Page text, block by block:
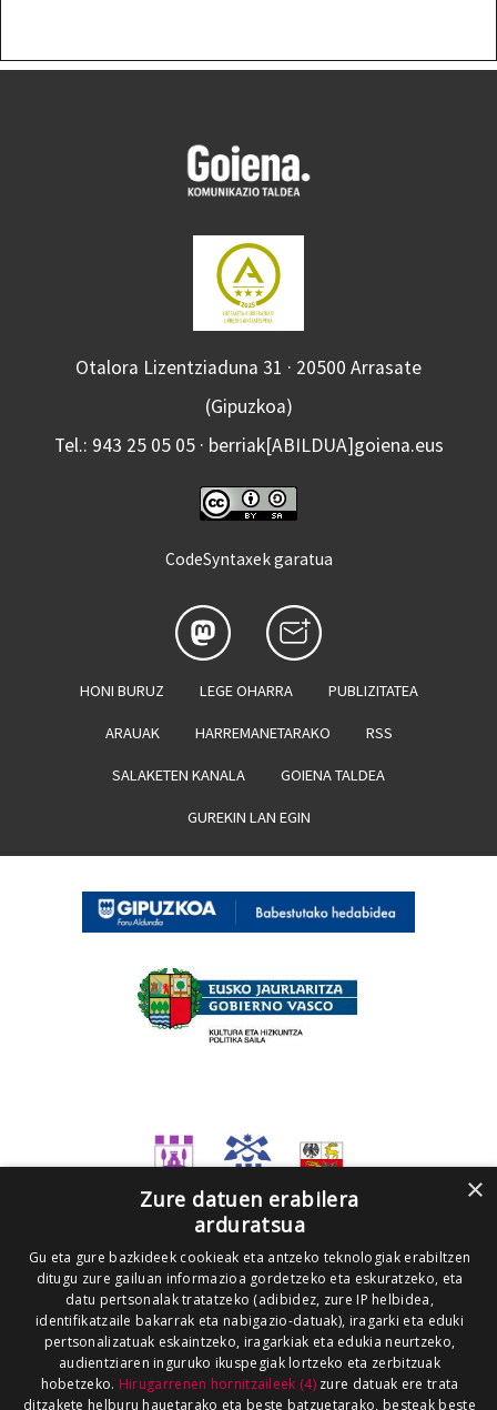
Otalora Lizentziaduna 31 · 20500 Arrasate
(Gipuzkoa)
Tel.: 943 25 05 05 · berriak[ABILDUA]goiena.eus
CodeSyntaxek garatua
HONI BURUZ LEGE OHARRA PUBLIZITATEA
ARAUAK HARREMANETARAKO RSS
SALAKETEN KANALA GOIENA TALDEA
GUREKIN LAN EGIN
×
Zure datuen erabilera
arduratsua
Gu eta gure bazkideek cookieak eta antzeko teknologiak erabiltzen
ditugu zure gailuan informazioa gordetzeko eta eskuratzeko, eta
datu pertsonalak tratatzeko (adibidez, zure IP helbidea,
identifikatzaile bakarrak eta nabigazio-datuak), iragarki eta eduki
pertsonalizatuak eskaintzeko, iragarkiak eta edukia neurtzeko,
audientziaren inguruko ikuspegiak lortzeko eta zerbitzuak
hobetzeko. Hirugarrenen hornitzaileek (4)zure datuak ere trata
ditzakete helburu hauetarako eta beste batzuetarako, besteak beste